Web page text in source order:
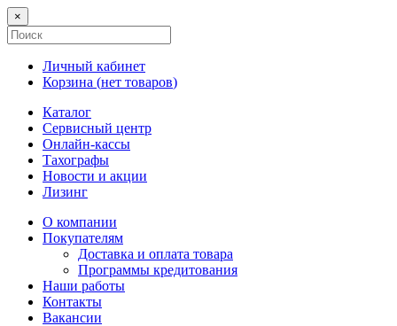
×
Личный кабинет
Корзина (нет товаров)
Каталог
Сервисный центр
Онлайн-кассы
Тахографы
Новости и акции
Лизинг
О компании
Покупателям
Доставка и оплата товара
Программы кредитования
Наши работы
Контакты
Вакансии